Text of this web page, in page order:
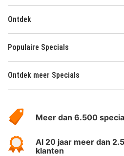
Ontdek
Populaire Specials
Ontdek meer Specials
HotelSpecials
Meer dan 6.500
Al 20 jaar meer dan
klanten